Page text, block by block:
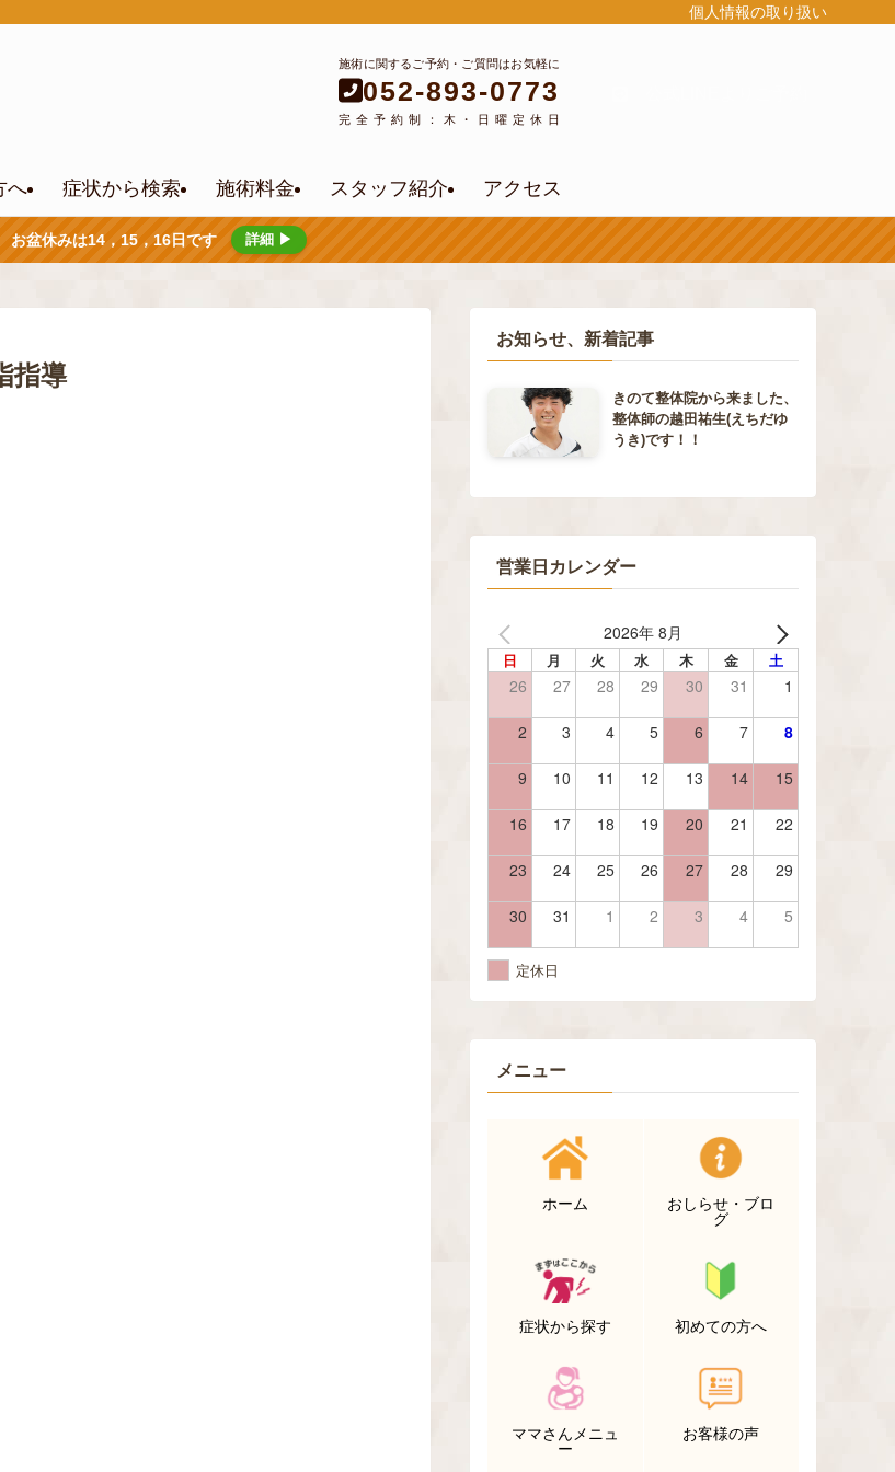
個人情報の取り扱い
施術に関するご予約・ご質問はお気軽に
052-893-0773
完全予約制：木・日曜定休日
へ 症状から検索 施術料金 スタッフ紹介 アクセス
お盆休みは14，15，16日です 詳細 ▶
指導
お知らせ、新着記事
きのて整体院から来ました、
整体師の越田祐生(えちだゆ
うき)です！！
営業日カレンダー
2026年 8月
日 月 火 水 木 金 土
26 27 28 29 30 31 1
2 3 4 5 6 7 8
9 10 11 12 13 14 15
16 17 18 19 20 21 22
23 24 25 26 27 28 29
30 31 1 2 3 4 5
定休日
メニュー
ホーム
おしらせ・ブロ
グ
症状から探す 初めての方へ
ママさんメニュ
ー
お客様の声